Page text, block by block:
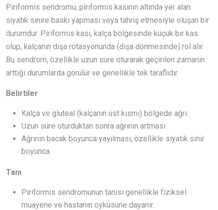
Piriformis sendromu, piriformis kasının altında yer alan
siyatik sinire baskı yapması veya tahriş etmesiyle oluşan bir
durumdur. Piriformis kası, kalça bölgesinde küçük bir kas
olup, kalçanın dışa rotasyonunda (dışa dönmesinde) rol alır.
Bu sendrom, özellikle uzun süre oturarak geçirilen zamanın
arttığı durumlarda görülür ve genellikle tek taraflıdır.
Belirtiler
Kalça ve gluteal (kalçanın üst kısmı) bölgede ağrı.
Uzun süre oturduktan sonra ağrının artması.
Ağrının bacak boyunca yayılması, özellikle siyatik sinir
boyunca.
Tanı
Piriformis sendromunun tanısı genellikle fiziksel
muayene ve hastanın öyküsüne dayanır.